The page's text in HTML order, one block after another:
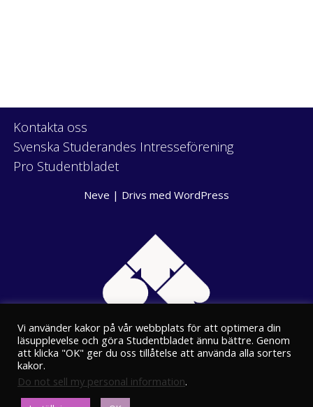
Kontakta oss
Svenska Studerandes Intresseförening
Pro Studentbladet
Neve | Drivs med WordPress
Eriksgatan 8
Vi använder kakor på vår webbplats för att optimera din
läsupplevelse och göra Studentbladet ännu bättre. Genom
att klicka "OK" ger du oss tillåtelse att använda alla sorters
kakor.
Do not sell my personal information.